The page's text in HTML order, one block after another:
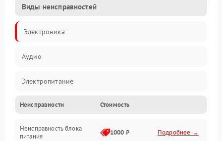
Виды неисправностей
Электроника
Аудио
Электропитание
Интерфейсы
Связь
Неисправности Стоимость
Неисправность блока
питания
1000 ₽ Подробнее →